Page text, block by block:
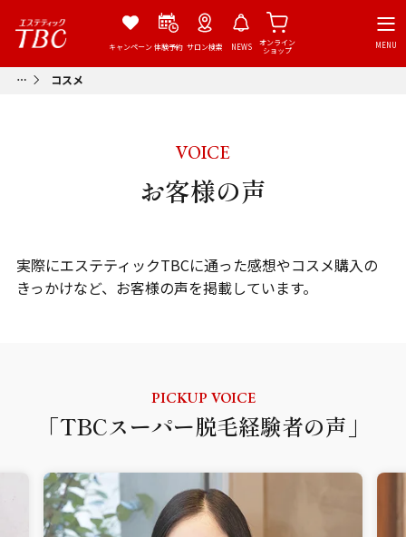
キャンペーン体験予約 サロン検索 NEWS
オンライン
ショップ
MENU
コスメ
VOICE
お客様の声
実際にエステティックTBCに通った感想やコスメ購入の
きっかけなど、お客様の声を掲載しています。
PICKUP VOICE
「TBCスーパー脱毛経験者の声」